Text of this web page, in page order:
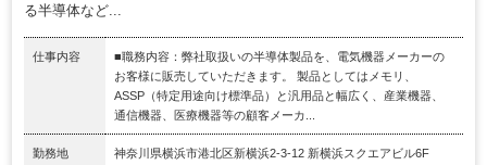
る半導体など...
仕事内容
■職務内容：弊社取扱いの半導体製品を、電気機器メーカーの
お客様に販売していただきます。 製品としてはメモリ、
ASSP（特定用途向け標準品）と汎用品と幅広く、産業機器、
通信機器、医療機器等の顧客メーカ...
勤務地 神奈川県横浜市港北区新横浜2-3-12 新横浜スクエアビル6F